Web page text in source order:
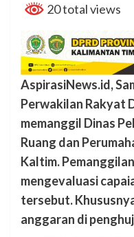
20 total views
AspirasiNews.id,
Perwakilan Rakyat
memanggil Dinas
Ruang dan
Kaltim.
mengevaluasi
tersebut.
anggaran di